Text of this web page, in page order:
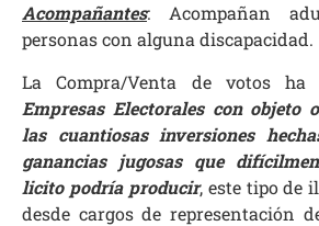
Acompañantes: Acompañan
personas con alguna discapacidad.
La Compra/Venta de votos ha
Empresas Electorales con objeto
las cuantiosas inversiones
ganancias jugosas que
licito podría producir, este tipo de
desde cargos de representación